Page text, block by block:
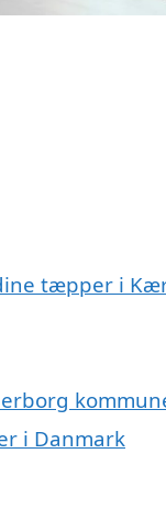
tæpper i
i Danmark